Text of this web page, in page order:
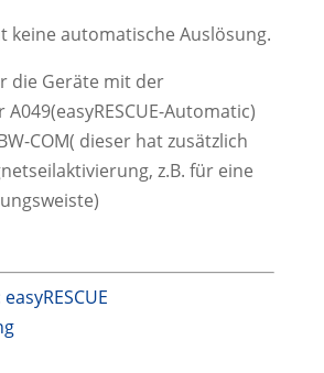
keine automatische Auslösung.
die Geräte mit der
Automatic)
COM( dieser hat zusätzlich
z.B. für eine
easyRESCUE